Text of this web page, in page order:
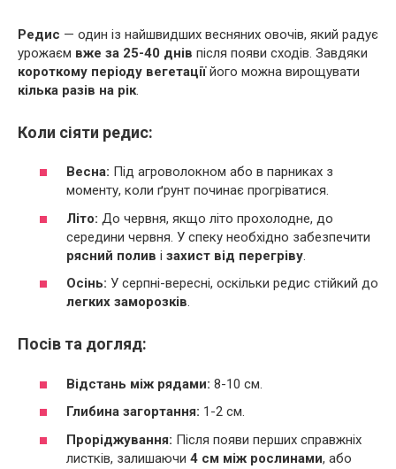
Редис — один із найшвидших весняних овочів, який радує
урожаєм вже за 25-40 днів після появи сходів. Завдяки
короткому періоду вегетаціїйого можна вирощувати
кілька разів на рік.
Коли сіяти редис:
Весна: Під агроволокном або в парниках з
моменту, коли ґрунт починає прогріватися.
Літо: До червня, якщо літо прохолодне, до
середини червня. У спеку необхідно забезпечити
рясний полив і захист від перегріву.
Осінь: У серпні-вересні, оскільки редис стійкий до
легких заморозків.
Посів та догляд:
Відстань між рядами: 8-10 см.
Глибина загортання: 1-2 см.
Проріджування: Після появи перших справжніх
листків, залишаючи 4 см між рослинами, або